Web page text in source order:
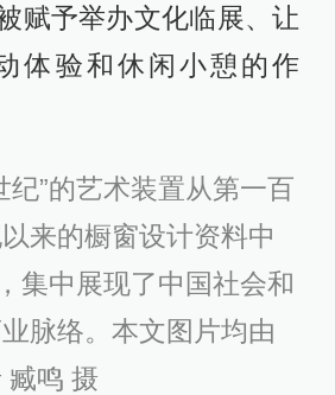
赋予举办文化临展、让
体验和休闲小憩的作
纪”的艺术装置从第一百
来的橱窗设计资料中
集中展现了中国社会和
脉络。 本文图片均由
臧鸣 摄